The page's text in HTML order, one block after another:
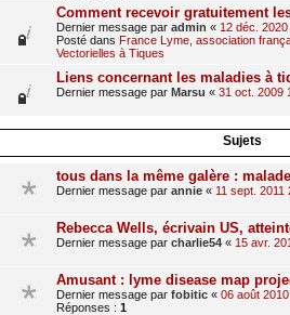
Comment recevoir gratuitement
Dernier message par admin « 12 déc.
Posté dans France Lyme, association
Vectorielles à Tiques
Liens concernant les maladies à
Dernier message par Marsu « 31 oct. 2009
Sujets
tous dans la même galère :
Dernier message par annie « 11 sept. 2011
Rebecca Wells, écrivain US,
Dernier message par charlie54 « 15 avr.
Amusant : lyme disease map
Dernier message par fobitic « 06 août
Réponses : 1